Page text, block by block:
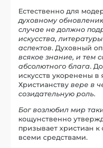
Естественно для
духовному
случае не должно
искусства,
аспектов. Духовный
всякое знание, и тем
абсолютного блага.
искусств укоренены
Христианствувере в
созидательную роль.
Бог возлюбил мир
кощунственно
призывает христиан
всеми средствами.